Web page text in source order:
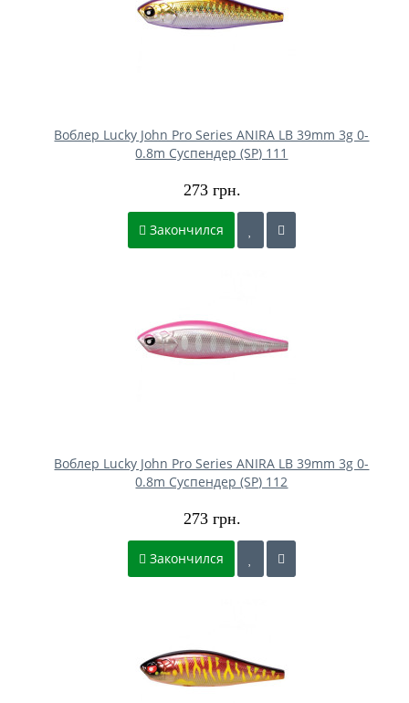
Воблер Lucky John Pro Series ANIRA LB 39mm 3g 0-
0.8m Cуспендер (SP) 111
273 грн.
Закончился
Воблер Lucky John Pro Series ANIRA LB 39mm 3g 0-
0.8m Cуспендер (SP) 112
273 грн.
Закончился